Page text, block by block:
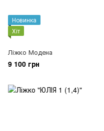
Новинка
Хіт
Ліжко Модена
9 100 грн